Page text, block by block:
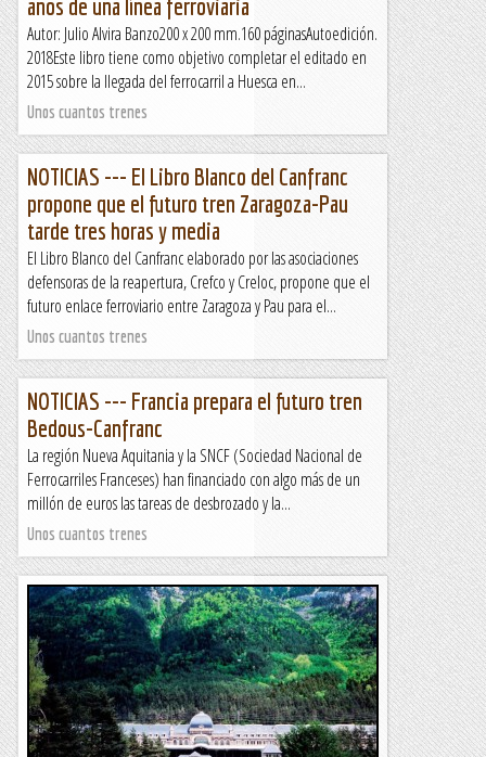
años de una línea ferroviaria
Autor: Julio Alvira Banzo200 x 200 mm.160 páginasAutoedición.
2018Este libro tiene como objetivo completar el editado en
2015 sobre la llegada del ferrocarril a Huesca en...
Unos cuantos trenes
NOTICIAS --- El Libro Blanco del Canfranc
propone que el futuro tren Zaragoza-Pau
tarde tres horas y media
El Libro Blanco del Canfranc elaborado por las asociaciones
defensoras de la reapertura, Crefco y Creloc, propone que el
futuro enlace ferroviario entre Zaragoza y Pau para el...
Unos cuantos trenes
NOTICIAS --- Francia prepara el futuro tren
Bedous-Canfranc
La región Nueva Aquitania y la SNCF (Sociedad Nacional de
Ferrocarriles Franceses) han financiado con algo más de un
millón de euros las tareas de desbrozado y la...
Unos cuantos trenes